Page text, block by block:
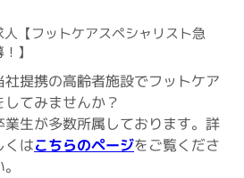
人【フットケアスペシャリスト急
】
社提携の高齢者施設でフットケア
してみませんか？
業生が多数所属しております。詳
くはこちらのページをご覧くださ